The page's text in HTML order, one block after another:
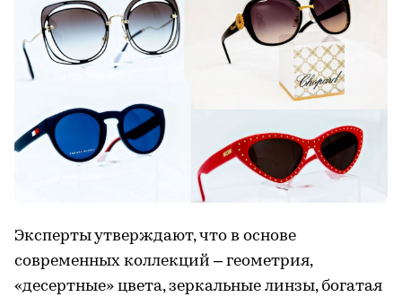
Эксперты утверждают, что в основе
современных коллекций – геометрия,
«десертные» цвета, зеркальные линзы, богатая